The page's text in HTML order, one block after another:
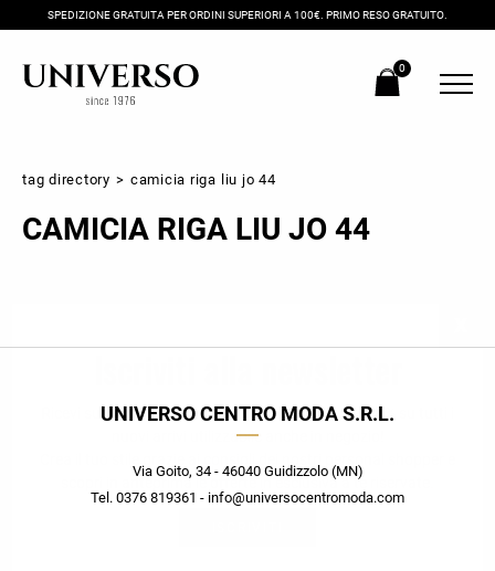
SPEDIZIONE GRATUITA PER ORDINI SUPERIORI A 100€. PRIMO RESO GRATUITO.
0
tag directory > camicia riga liu jo 44
CAMICIA RIGA LIU JO 44
UNIVERSO CENTRO MODA S.R.L.
Via Goito, 34 - 46040 Guidizzolo (MN)
Tel. 0376 819361 - info@universocentromoda.com
Ricevi subito il tuo promocode con lo sconto del 20% su tutti i
nuovi arrivi utilizzabile anche in negozio!
scopri in anteprima le offerte in esclusiva a te riservate.